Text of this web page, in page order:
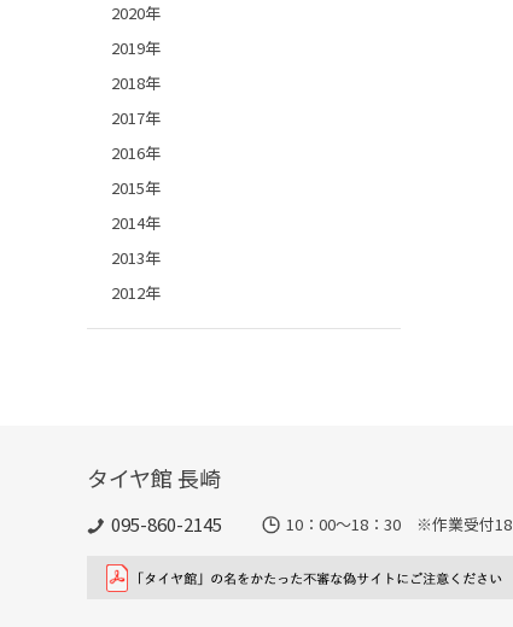
2020年
2019年
2018年
2017年
2016年
2015年
2014年
2013年
2012年
タイヤ館 長崎
095-860-2145 10：00～18：30 ※作業受付18